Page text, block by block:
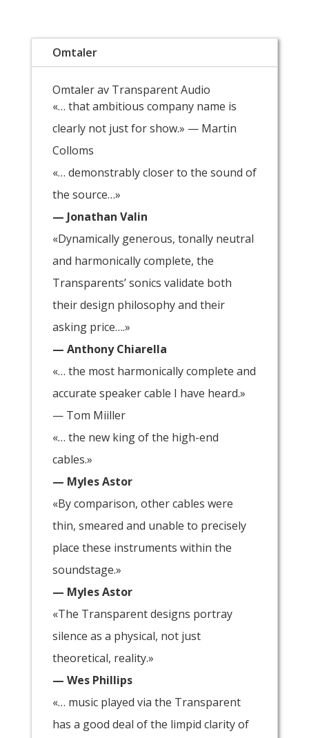
Omtaler
Omtaler av Transparent Audio
«… that ambitious company name is
clearly not just for show.» — Martin
Colloms
«… demonstrably closer to the sound of
the source…»
— Jonathan Valin
«Dynamically generous, tonally neutral
and harmonically complete, the
Transparents’ sonics validate both
their design philosophy and their
asking price….»
— Anthony Chiarella
«… the most harmonically complete and
accurate speaker cable I have heard.»
— Tom Miiller
«… the new king of the high-end
cables.»
— Myles Astor
«By comparison, other cables were
thin, smeared and unable to precisely
place these instruments within the
soundstage.»
— Myles Astor
«The Transparent designs portray
silence as a physical, not just
theoretical, reality.»
— Wes Phillips
«… music played via the Transparent
has a good deal of the limpid clarity of